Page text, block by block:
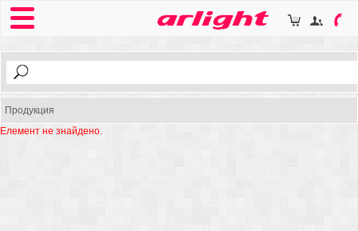
Продукция
Елемент не знайдено.